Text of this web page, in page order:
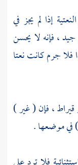
إذا لم يجز في
، فإنه لا يحسن
جرم كانت نعتا
، فإن ( غير )
في موضعها .